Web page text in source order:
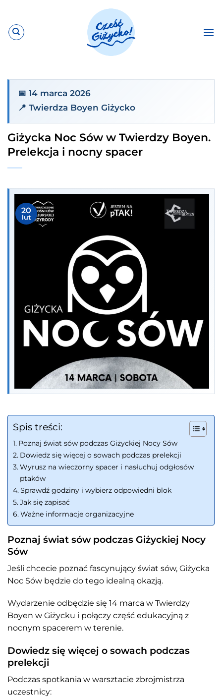
zawartości
📅 14 marca 2026
📍 Twierdza Boyen Giżycko
Giżycka Noc Sów w Twierdzy Boyen.
Prelekcja i nocny spacer
20
lut
Spis treści:
Poznaj świat sów podczas Giżyckiej Nocy Sów
Dowiedz się więcej o sowach podczas prelekcji
Wyrusz na wieczorny spacer i nasłuchuj odgłosów
ptaków
Sprawdź godziny i wybierz odpowiedni blok
Jak się zapisać
Ważne informacje organizacyjne
Poznaj świat sów podczas Giżyckiej Nocy
Sów
Jeśli chcecie poznać fascynujący świat sów, Giżycka
Noc Sów będzie do tego idealną okazją.
Wydarzenie odbędzie się 14 marca w Twierdzy
Boyen w Giżycku i połączy część edukacyjną z
nocnym spacerem w terenie.
Dowiedz się więcej o sowach podczas
prelekcji
Podczas spotkania w warsztacie zbrojmistrza
uczestnicy: